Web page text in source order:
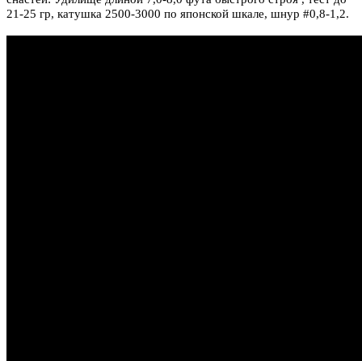
21-25 гр, катушка 2500-3000 по японской шкале, шнур #0,8-1,2.